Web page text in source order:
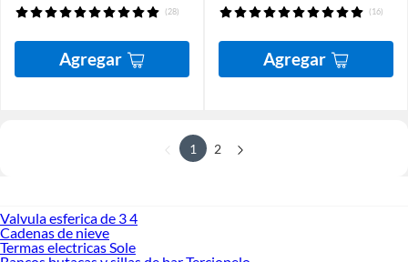
(28)
Agregar
(16)
Agregar
1 2
Valvula esferica de 3 4
Cadenas de nieve
Termas electricas Sole